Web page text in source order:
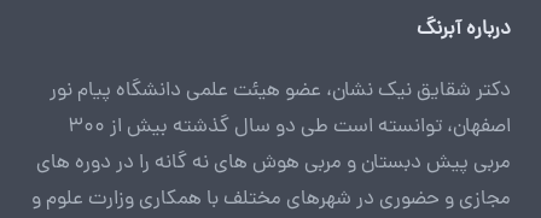
درباره آبرنگ
دکتر شقایق نیک نشان، عضو هیئت علمی دانشگاه پیام نور
اصفهان، توانسته است طی دو سال گذشته بیش از 300
مربی پیش دبستان و مربی هوش های نه گانه را در دوره های
مجازی و حضوری در شهرهای مختلف با همکاری وزارت علوم و